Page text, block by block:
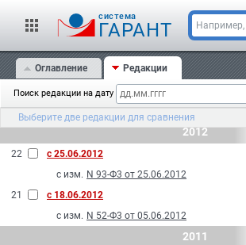
cистема
ГАРАНТ Например,
Оглавление Редакции
Поиск редакции на дату
Выберите две редакции для сравнения
с изм. N 185-Ф3 от 02.07.2013
24
с 04.08.2013
с изм. N 246-Ф3 от 23.07.2013
23
с 01.01.2013
с изм. N 417-Ф3 от 07.12.2011
2012
22
с 25.06.2012
с изм. N 93-Ф3 от 25.06.2012
21
с 18.06.2012
с изм. N 52-Ф3 от 05.06.2012
2011